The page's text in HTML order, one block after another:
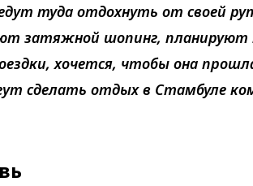
туда отдохнуть от своей
затяжной шопинг, планируют
хочется, чтобы она
сделать отдых в Стамбуле